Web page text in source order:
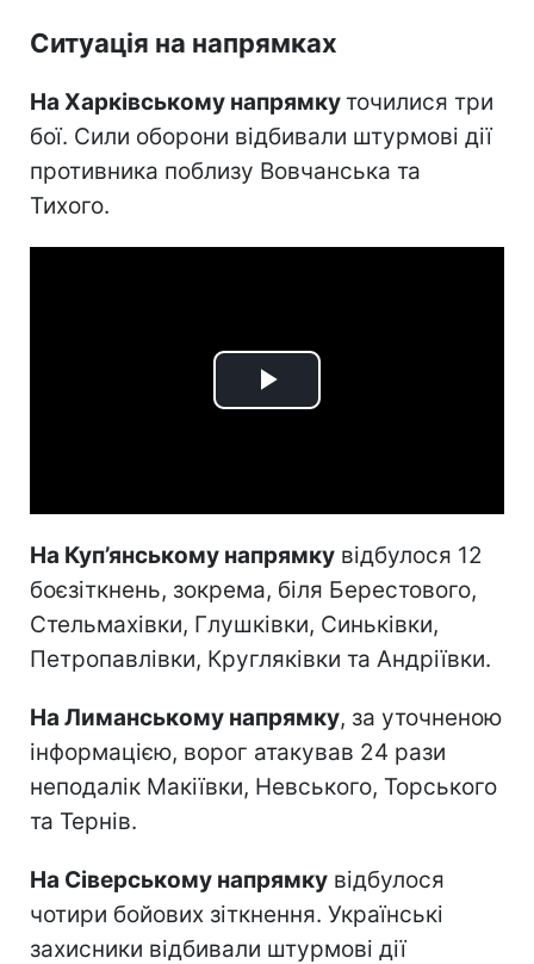
Ситуація на напрямках
На Харківському напрямкуточилися три
бої. Сили оборони відбивали штурмові дії
противника поблизу Вовчанська та
Тихого.
Play
На Куп’янському напрямку відбулося 12
боєзіткнень, зокрема, біля Берестового,
Стельмахівки, Глушківки, Синьківки,
Петропавлівки, Кругляківки та Андріївки.
На Лиманському напрямку, за уточненою
інформацією, ворог атакував 24 рази
неподалік Макіївки, Невського, Торського
та Тернів.
На Сіверському напрямку відбулося
чотири бойових зіткнення. Українські
захисники відбивали штурмові дії